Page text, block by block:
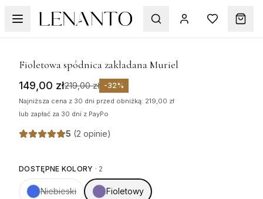
WYPRZEDAŻ
Fioletowa spódnica zakładana Muriel
149,00 zł219,00 zł -32%
Najniższa cena z 30 dni przed obniżką: 219,00 zł
lub zapłać za 30 dni z PayPo
5 (2 opinie)
DOSTĘPNE KOLORY · 2
Niebieski Fioletowy